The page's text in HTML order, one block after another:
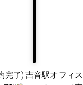
完了) 吉音駅オフィス